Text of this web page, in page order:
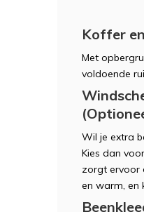
Koffer
Met
voldoende
Wil je extra
Kies dan
zorgt ervoor
en warm, en